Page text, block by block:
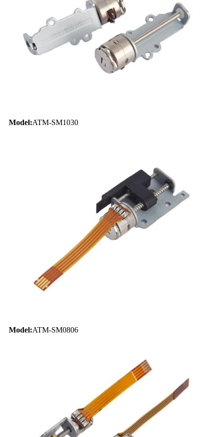
Model:ATM-SM1030
Model:ATM-SM0806